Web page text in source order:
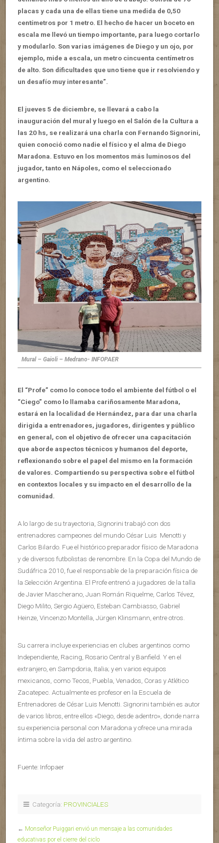
placas y cada una de ellas tiene una medida de 0,50
centímetros por 1 metro. El hecho de hacer un boceto en
escala me llevó un tiempo importante, para luego cortarlo
y modularlo. Son varias imágenes de Diego y un ojo, por
ejemplo, mide a escala, un metro cincuenta centímetros
de alto. Son dificultades que uno tiene que ir resolviendo y
un desafío muy interesante”.
El jueves 5 de diciembre, se llevará a cabo la
inauguración del mural y luego en el Salón de la Cultura a
las 20 hs, se realizará una charla con Fernando Signorini,
quien conoció como nadie el físico y el alma de Diego
Maradona. Estuvo en los momentos más luminosos del
jugador, tanto en Nápoles, como el seleccionado
argentino.
Mural – Gaioli – Medrano- INFOPAER
El “Profe” como lo conoce todo el ambiente del fútbol o el
“Ciego” como lo llamaba cariñosamente Maradona,
estará en la localidad de Hernández, para dar una charla
dirigida a entrenadores, jugadores, dirigentes y público
en general, con el objetivo de ofrecer una capacitación
que aborde aspectos técnicos y humanos del deporte,
reflexionando sobre el papel del mismo en la formación
de valores. Compartiendo su perspectiva sobre el fútbol
en contextos locales y su impacto en el desarrollo de la
comunidad.
A lo largo de su trayectoria, Signorini trabajó con dos
entrenadores campeones del mundo César Luis Menotti y
Carlos Bilardo. Fue el histórico preparador físico de Maradona
y de diversos futbolistas de renombre. En la Copa del Mundo de
Sudáfrica 2010, fue el responsable de la preparación física de
la Selección Argentina. El Profe entrenó a jugadores de la talla
de Javier Mascherano, Juan Román Riquelme, Carlos Tévez,
Diego Milito, Sergio Agüero, Esteban Cambiasso, Gabriel
Heinze, Vincenzo Montella, Jürgen Klinsmann, entre otros.
Su carrera incluye experiencias en clubes argentinos como
Independiente, Racing, Rosario Central y Banfield. Y en el
extranjero, en Sampdoria, Italia; y en varios equipos
mexicanos, como Tecos, Puebla, Venados, Coras y Atlético
Zacatepec. Actualmente es profesor en la Escuela de
Entrenadores de César Luis Menotti. Signorini también es autor
de varios libros, entre ellos «Diego, desde adentro», donde narra
su experiencia personal con Maradona y ofrece una mirada
íntima sobre la vida del astro argentino.
Fuente: Infopaer
Categoría: PROVINCIALES
← Monseñor Puiggari envió un mensaje a las comunidades
educativas por el cierre del ciclo